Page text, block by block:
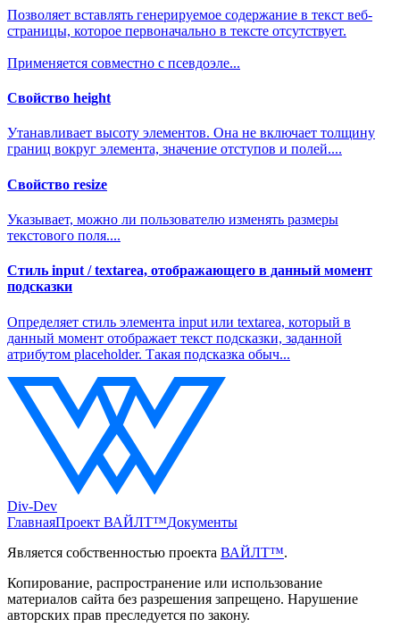
Позволяет вставлять генерируемое содержание в текст веб-
страницы, которое первоначально в тексте отсутствует.
Применяется совместно с псевдоэле...
Свойство height
Утанавливает высоту элементов. Она не включает толщину
границ вокруг элемента, значение отступов и полей....
Свойство resize
Указывает, можно ли пользователю изменять размеры
текстового поля....
Стиль input / textarea, отображающего в данный момент
подсказки
Определяет стиль элемента input или textarea, который в
данный момент отображает текст подсказки, заданной
атрибутом placeholder. Такая подсказка обыч...
Div-Dev
ГлавнаяПроект ВАЙЛТ™Документы
Является собственностью проекта ВАЙЛТ™.
Копирование, распространение или использование
материалов сайта без разрешения запрещено. Нарушение
авторских прав преследуется по закону.